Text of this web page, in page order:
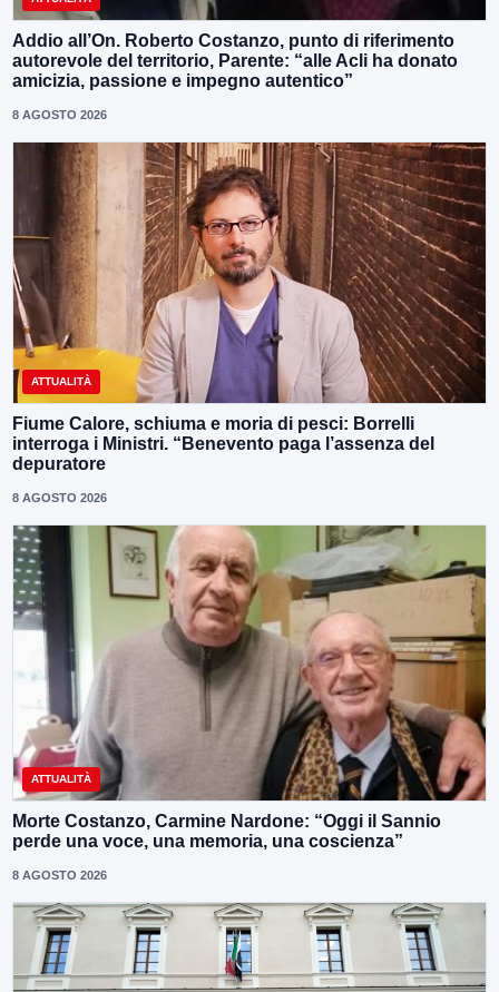
Addio all’On. Roberto Costanzo, punto di riferimento
autorevole del territorio, Parente: “alle Acli ha donato
amicizia, passione e impegno autentico”
8 AGOSTO 2026
ATTUALITÀ
Fiume Calore, schiuma e moria di pesci: Borrelli
interroga i Ministri. “Benevento paga l’assenza del
depuratore
8 AGOSTO 2026
ATTUALITÀ
Morte Costanzo, Carmine Nardone: “Oggi il Sannio
perde una voce, una memoria, una coscienza”
8 AGOSTO 2026